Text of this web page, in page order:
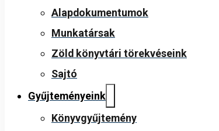
Alapdokumentumok
Munkatársak
Zöld könyvtári törekvéseink
Sajtó
Gyűjteményeink
Könyvgyűjtemény